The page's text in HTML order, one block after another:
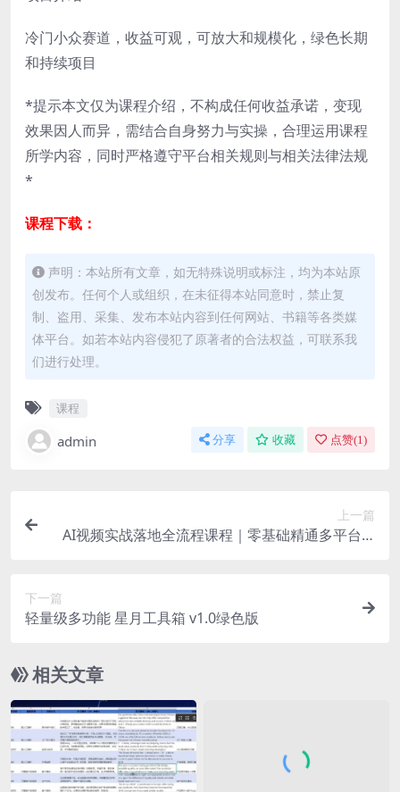
冷门小众赛道，收益可观，可放大和规模化，绿色长期
和持续项目
*提示本文仅为课程介绍，不构成任何收益承诺，变现
效果因人而异，需结合自身努力与实操，合理运用课程
所学内容，同时严格遵守平台相关规则与相关法律法规
*
课程下载：
声明：本站所有文章，如无特殊说明或标注，均为本站原
创发布。任何个人或组织，在未征得本站同意时，禁止复
制、盗用、采集、发布本站内容到任何网站、书籍等各类媒
体平台。如若本站内容侵犯了原著者的合法权益，可联系我
们进行处理。
课程
admin 分享 收藏 点赞(1 )
上一篇
AI视频实战落地全流程课程｜零基础精通多平台AI
下一篇
轻量级多功能 星月工具箱 v1.0绿色版
相关文章